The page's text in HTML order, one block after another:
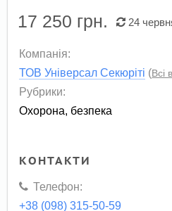
17 250 грн. 24
Компанія:
ТОВ Універсал Секюріті (Всі
Рубрики:
Охорона, безпека
КОНТАКТИ
Телефон:
+38 (098) 315-50-59